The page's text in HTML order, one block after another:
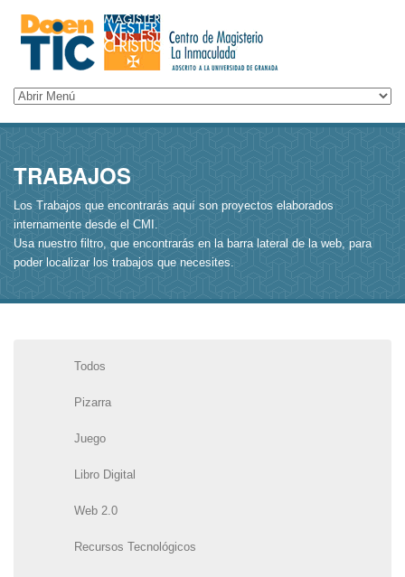
TRABAJOS
Los Trabajos que encontrarás aquí son proyectos elaborados
internamente desde el CMI.
Usa nuestro filtro, que encontrarás en la barra lateral de la web, para
poder localizar los trabajos que necesites.
Todos
Pizarra
Juego
Libro Digital
Web 2.0
Recursos Tecnológicos